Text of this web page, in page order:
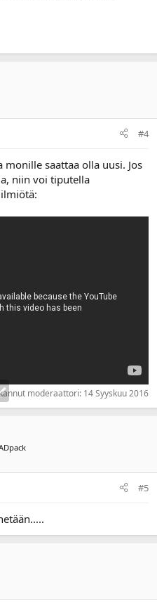
#4
saattaa olla uusi. Jos
niin voi tiputella
moderaattori: 14 Syyskuu 2016
#5